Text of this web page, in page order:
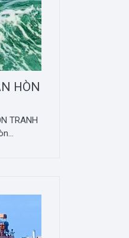
HÒN
TRANH